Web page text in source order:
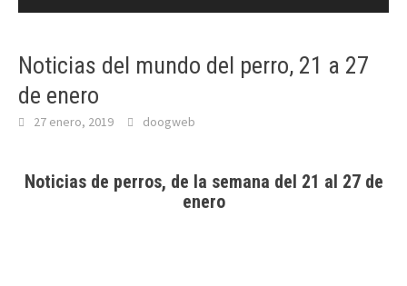
Noticias del mundo del perro, 21 a 27
de enero
27 enero, 2019 doogweb
Noticias de perros, de la semana del 21 al 27 de
enero